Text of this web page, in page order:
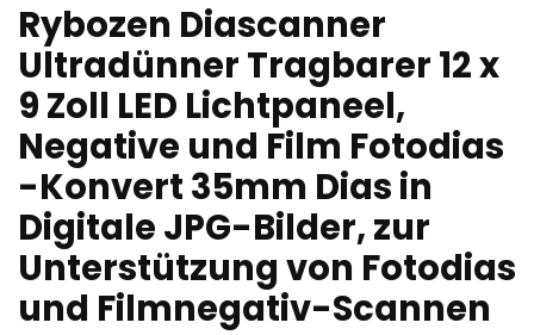
Rybozen Diascanner
Ultradünner Tragbarer 12 x
9 Zoll LED Lichtpaneel,
Negative und Film Fotodias
-Konvert 35mm Dias in
Digitale JPG-Bilder, zur
Unterstützung von Fotodias
und Filmnegativ-Scannen